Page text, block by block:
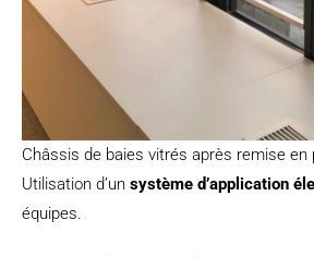
Châssis de baies vitrés après remise en
Utilisation d’un système d’application
équipes.